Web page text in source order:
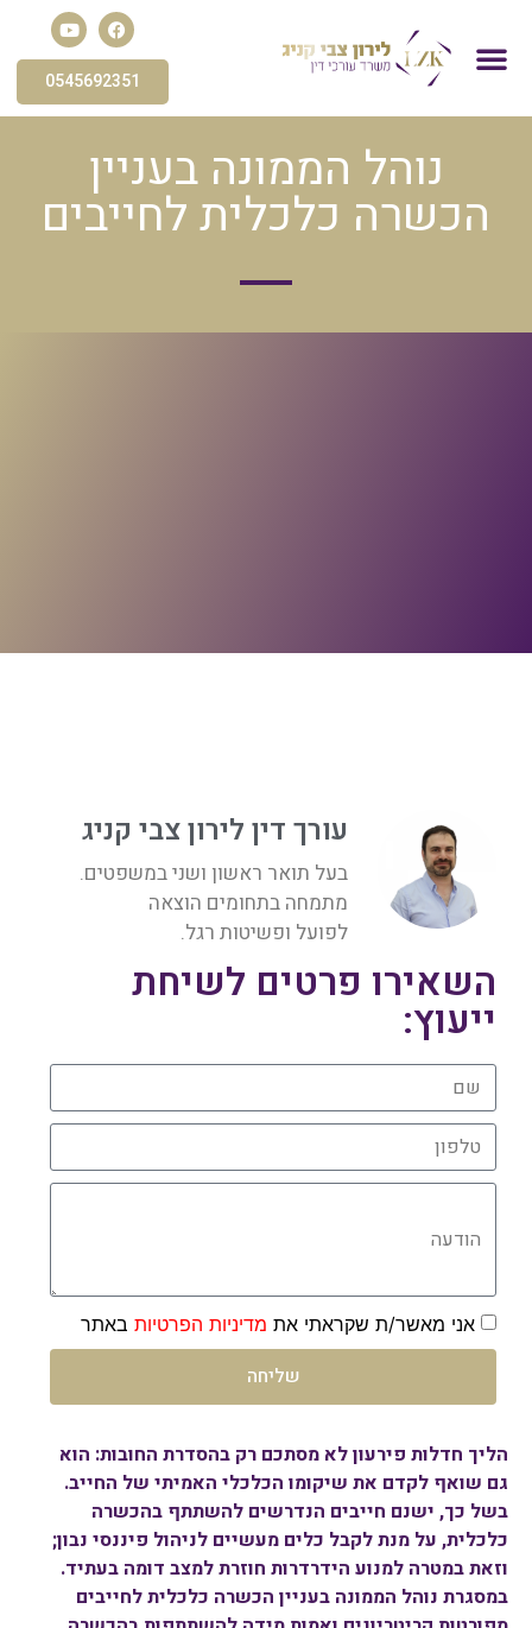
0545692351
נוהל הממונה בעניין
הכשרה כלכלית לחייבים
עורך דין לירון צבי קניג
בעל תואר ראשון ושני במשפטים.
מתמחה בתחומים הוצאה
לפועל ופשיטות רגל.
השאירו פרטים לשיחת
ייעוץ:
שם
טלפון
הודעה
אני מאשר/ת שקראתי את מדיניות הפרטיות באתר
שליחה
הליך חדלות פירעון לא מסתכם רק בהסדרת החובות: הוא
גם שואף לקדם את שיקומו הכלכלי האמיתי של החייב.
בשל כך, ישנם חייבים הנדרשים להשתתף בהכשרה
כלכלית, על מנת לקבל כלים מעשיים לניהול פיננסי נבון;
וזאת במטרה למנוע הידרדרות חוזרת למצב דומה בעתיד.
במסגרת נוהל הממונה בעניין הכשרה כלכלית לחייבים